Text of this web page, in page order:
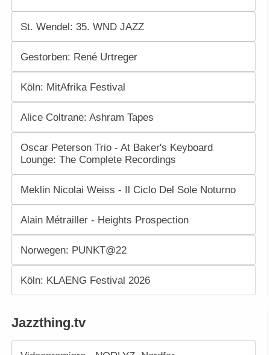
St. Wendel: 35. WND JAZZ
Gestorben: René Urtreger
Köln: MitAfrika Festival
Alice Coltrane: Ashram Tapes
Oscar Peterson Trio - At Baker's Keyboard
Lounge: The Complete Recordings
Meklin Nicolai Weiss - Il Ciclo Del Sole Noturno
Alain Métrailler - Heights Prospection
Norwegen: PUNKT@22
Köln: KLAENG Festival 2026
Jazzthing.tv